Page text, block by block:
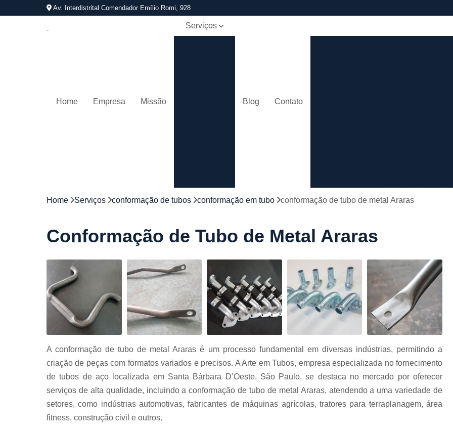
Av. Interdistrital Comendador Emílio Romi, 928
Home Empresa Missão
Serviços
Cortes a
Cortes de
chapa
Curvamento
de tubo
Dobra de
chapas
tubo
Empresas de
corte
Guarda
corpos
Blog Contato
Calandragem Tubo em
Conformação com Tubo Tipo
Conformação em
Conformação para
Conformação Tubo de Metal
Corrimão Aço Tipo
Corrimão de
Corrimão de Aço Galvanizado
Corrimão em
Corrimão em Tubo de Aço
Corrimão Galvanizado com
Corrimão
Home Serviços conformação de tubos conformação em tubo conformação de tubo de metal Araras
Conformação de Tubo de Metal Araras
A conformação de tubo de metal Araras é um processo fundamental em diversas indústrias, permitindo a
criação de peças com formatos variados e precisos. A Arte em Tubos, empresa especializada no fornecimento
de tubos de aço localizada em Santa Bárbara D’Oeste, São Paulo, se destaca no mercado por oferecer
serviços de alta qualidade, incluindo a conformação de tubo de metal Araras, atendendo a uma variedade de
setores, como indústrias automotivas, fabricantes de máquinas agrícolas, tratores para terraplanagem, área
fitness, construção civil e outros.